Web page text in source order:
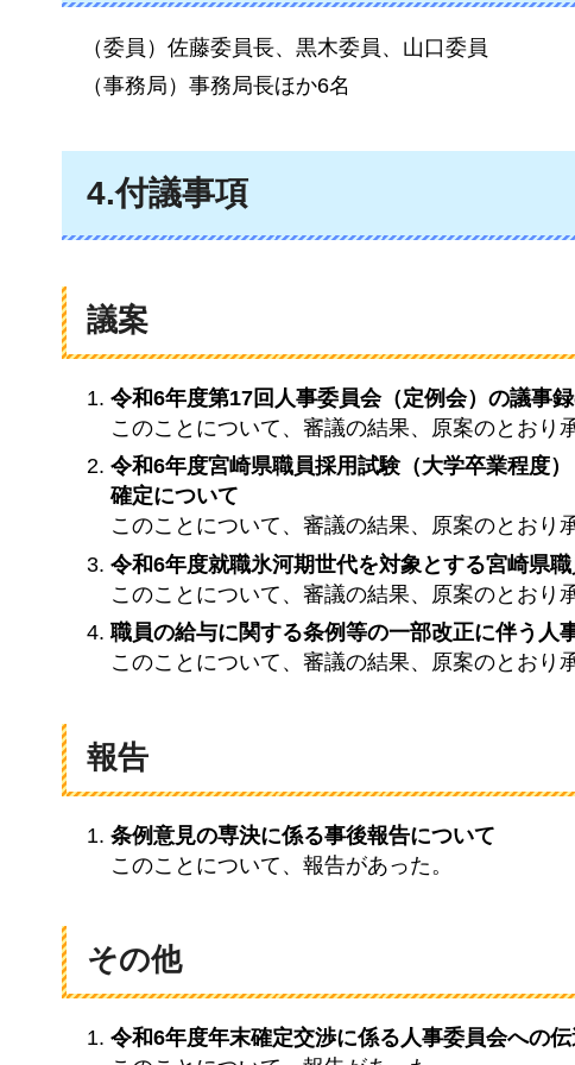
（委員）佐藤委員長、黒木委員、山口委員
（事務局）事務局長ほか6名
4.付議事項
議案
令和6年度第17回人事委員会（定例会）の議事
このことについて、審議の結果、原案のとおり
令和6年度宮崎県職員採用試験（大学卒業程度
確定について
このことについて、審議の結果、原案のとおり
令和6年度就職氷河期世代を対象とする宮崎県
このことについて、審議の結果、原案のとおり
職員の給与に関する条例等の一部改正に伴う人
このことについて、審議の結果、原案のとおり
報告
条例意見の専決に係る事後報告について
このことについて、報告があった。
その他
令和6年度年末確定交渉に係る人事委員会への